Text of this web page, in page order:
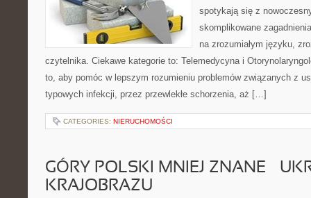
spotykają się z
skomplikowane
na zrozumiałym języku,
czytelnika. Ciekawe kategorie to: Telemedycyna i
to, aby pomóc w lepszym rozumieniu problemów związanych z
typowych infekcji, przez przewlekłe schorzenia, aż […]
CATEGORIES: NIERUCHOMOŚCI
GÓRY POLSKI MNIEJ ZNANE –
KRAJOBRAZU